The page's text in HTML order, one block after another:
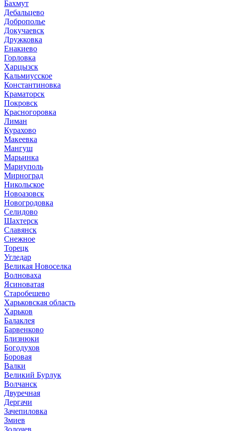
Бахмут
Дебальцево
Доброполье
Докучаевск
Дружковка
Енакиево
Горловка
Харцызск
Кальмиусское
Константиновка
Краматорск
Покровск
Красногоровка
Лиман
Курахово
Макеевка
Мангуш
Марьинка
Мариуполь
Мирноград
Никольское
Новоазовск
Новогродовка
Селидово
Шахтерск
Славянск
Снежное
Торецк
Угледар
Великая Новоселка
Волноваха
Ясиноватая
Старобешево
Харьковская область
Харьков
Балаклея
Барвенково
Близнюки
Богодухов
Боровая
Валки
Великий Бурлук
Волчанск
Двуречная
Дергачи
Зачепиловка
Змиев
Золочев